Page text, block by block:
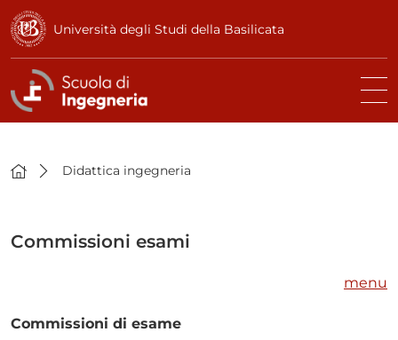
Università degli Studi della Basilicata
Didattica ingegneria
Commissioni esami
menu
Commissioni di esame